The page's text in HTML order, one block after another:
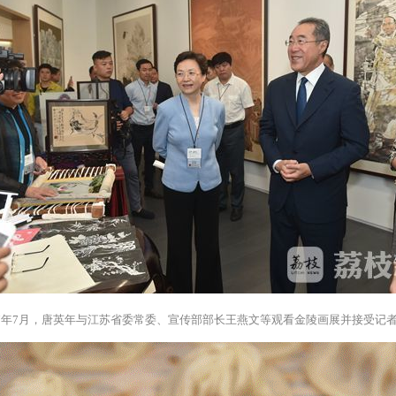
7月，唐英年与江苏省委常委、宣传部部长王燕文等观看金陵画展并接受记